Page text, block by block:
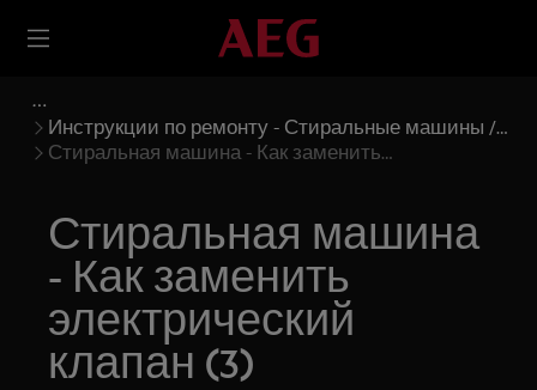
Инструкции по ремонту - Стиральные машины /
Стиральные машины с сушкой
Стиральная машина - Как заменить
Стиральная машина
- Как заменить
электрический
клапан (3)